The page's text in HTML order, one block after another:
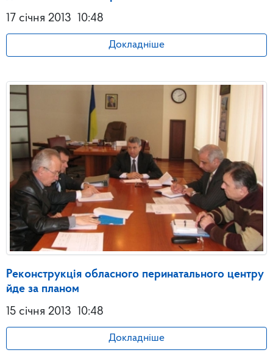
17 січня 2013 10:48
Докладніше
Реконструкція обласного перинатального центру
йде за планом
15 січня 2013
10:48
Докладніше